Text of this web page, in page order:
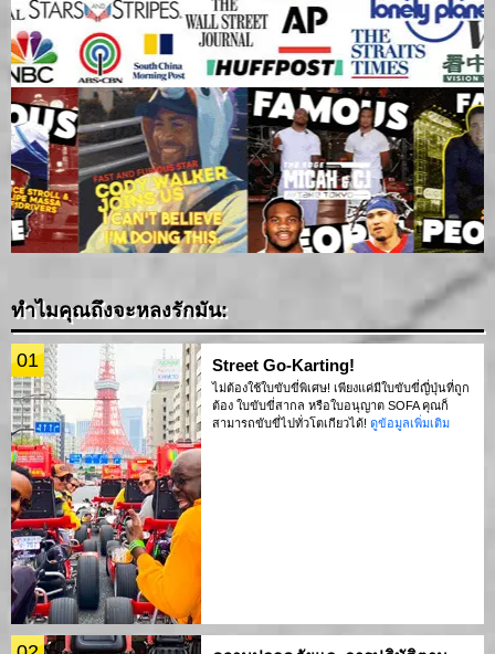
ทำไมคุณถึงจะหลงรักมัน:
01 Street Go-Karting!
ไม่ต้องใช้ใบขับขี่พิเศษ! เพียงแค่มีใบขับขี่ญี่ปุ่นที่ถูก
ต้อง ใบขับขี่สากล หรือใบอนุญาต SOFA คุณก็
สามารถขับขี่ไปทั่วโตเกียวได้! ดูข้อมูลเพิ่มเติม